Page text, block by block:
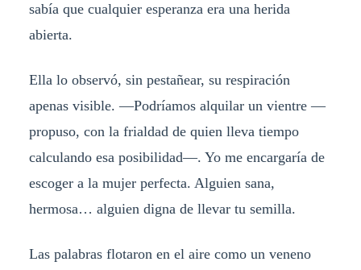
sabía que cualquier esperanza era una herida
abierta.
Ella lo observó, sin pestañear, su respiración
apenas visible. —Podríamos alquilar un vientre —
propuso, con la frialdad de quien lleva tiempo
calculando esa posibilidad—. Yo me encargaría de
escoger a la mujer perfecta. Alguien sana,
hermosa… alguien digna de llevar tu semilla.
Las palabras flotaron en el aire como un veneno